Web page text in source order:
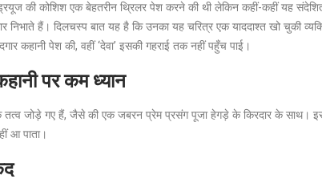
की कोशिश एक बेहतरीन थ्रिलर पेश करने की थी लेकिन कहीं-कहीं यह संदेशित
निभाते हैं। दिलचस्प बात यह है कि उनका यह चरित्र एक याददाश्त खो चुकी
कहानी पेश की, वहीं ‘देवा’ इसकी गहराई तक नहीं पहुँच पाई।
पर कम ध्यान
तत्व जोड़े गए हैं, जैसे की एक जबरन प्रेम प्रसंग पूजा हेगड़े के किरदार के साथ।
आ पाता।